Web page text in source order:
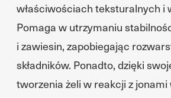
właściwościach teksturalnych i
Pomaga w utrzymaniu
i zawiesin, zapobiegając
składników. Ponadto, dzięki
tworzenia żeli w reakcji z jonami